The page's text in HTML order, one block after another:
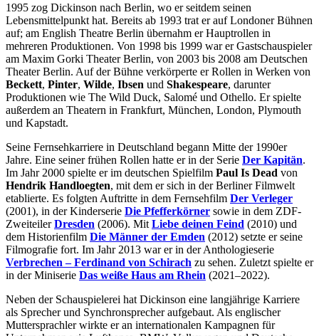
1995 zog Dickinson nach Berlin, wo er seitdem seinen
Lebensmittelpunkt hat. Bereits ab 1993 trat er auf Londoner Bühnen
auf; am English Theatre Berlin übernahm er Hauptrollen in
mehreren Produktionen. Von 1998 bis 1999 war er Gastschauspieler
am Maxim Gorki Theater Berlin, von 2003 bis 2008 am Deutschen
Theater Berlin. Auf der Bühne verkörperte er Rollen in Werken von
Beckett, Pinter, Wilde, Ibsen und Shakespeare, darunter
Produktionen wie The Wild Duck, Salomé und Othello. Er spielte
außerdem an Theatern in Frankfurt, München, London, Plymouth
und Kapstadt.
Seine Fernsehkarriere in Deutschland begann Mitte der 1990er
Jahre. Eine seiner frühen Rollen hatte er in der Serie Der Kapitän.
Im Jahr 2000 spielte er im deutschen Spielfilm Paul Is Dead von
Hendrik Handloegten, mit dem er sich in der Berliner Filmwelt
etablierte. Es folgten Auftritte in dem Fernsehfilm Der Verleger
(2001), in der Kinderserie Die Pfefferkörner sowie in dem ZDF-
ZweiteilerDresden (2006). Mit Liebe deinen Feind (2010) und
dem Historienfilm Die Männer der Emden (2012) setzte er seine
Filmografie fort. Im Jahr 2013 war er in der Anthologieserie
Verbrechen – Ferdinand von Schirach zu sehen. Zuletzt spielte er
in der Miniserie Das weiße Haus am Rhein (2021–2022).
Neben der Schauspielerei hat Dickinson eine langjährige Karriere
als Sprecher und Synchronsprecher aufgebaut. Als englischer
Muttersprachler wirkte er an internationalen Kampagnen für